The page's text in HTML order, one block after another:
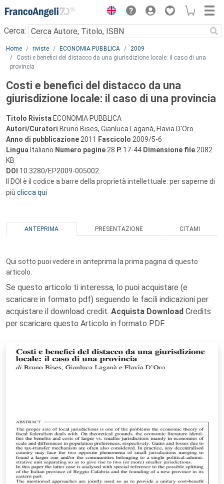
Menu
Cerca:
Main content
Home riviste ECONOMIA PUBBLICA
2009
Costi e benefici del distacco da una giurisdizione locale: il caso di una
provincia
Costi e benefici del distacco da una
giurisdizione locale: il caso di una provincia
Titolo Rivista ECONOMIA PUBBLICA
Autori/Curatori Bruno Bises, Gianluca Laganà, Flavia D'Oro
Anno di pubblicazione 2011 Fascicolo 2009/5-6
Lingua Italiano Numero pagine 28 P. 17-44 Dimensione file 2082
KB
DOI 10.3280/EP2009-005002
Il DOI è il codice a barre della proprietà intellettuale: per saperne di
più clicca qui
ANTEPRIMA PRESENTAZIONE CITAMI
Qui sotto puoi vedere in anteprima la prima pagina di questo
articolo.
Se questo articolo ti interessa, lo puoi acquistare (e
scaricare in formato pdf) seguendo le facili indicazioni per
acquistare il download credit. Acquista Download Credits
per scaricare questo Articolo in formato PDF